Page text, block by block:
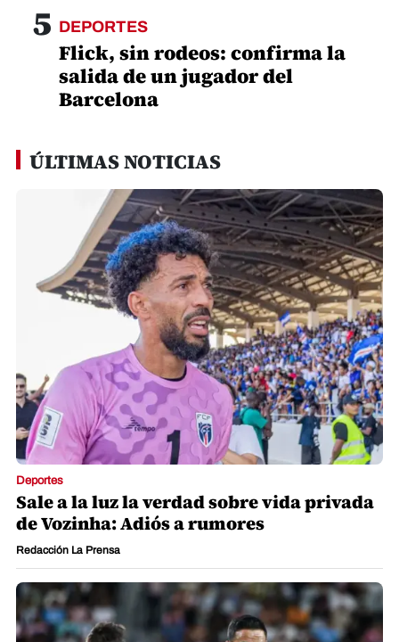
5 DEPORTES
Flick, sin rodeos: confirma la
salida de un jugador del
Barcelona
ÚLTIMAS NOTICIAS
Deportes
Sale a la luz la verdad sobre vida privada
de Vozinha: Adiós a rumores
Redacción La Prensa